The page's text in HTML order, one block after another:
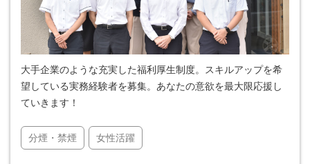
大手企業のような充実した福利厚生制度。スキルアップを希
望している実務経験者を募集。あなたの意欲を最大限応援し
ていきます！
分煙・禁煙 女性活躍